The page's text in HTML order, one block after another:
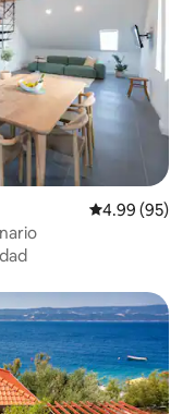
Calificación
4.99 (95)